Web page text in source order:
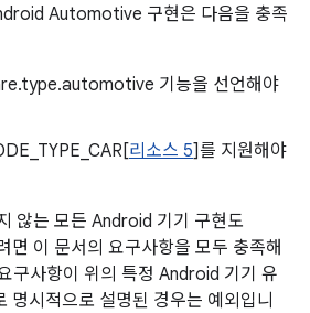
Automotive 구현은 다음을 충족
기능을 선언해야
리소스 5]를 지원해야
않는 모든 Android 기기 구현도
이 문서의 요구사항을 모두 충족해
구사항이 위의 특정 Android 기기 유
명시적으로 설명된 경우는 예외입니